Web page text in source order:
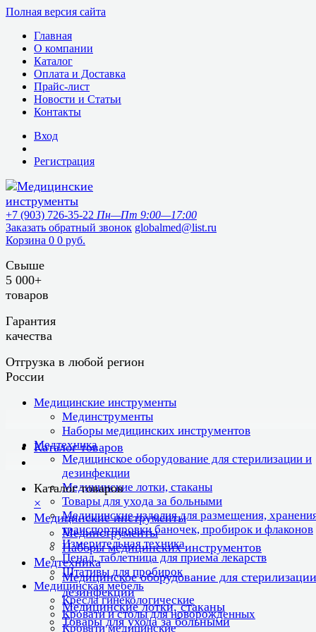
Полная версия сайта
Главная
О компании
Каталог
Оплата и Доставка
Прайс-лист
Новости и Статьи
Контакты
Вход
Регистрация
+7 (903) 726-35-22 Пн—Пт 9:00—17:00
Заказать обратный звонок globalmed@list.ru
Корзина 0 0 руб.
Свыше
5 000+
товаров
Гарантия
качества
Отгрузка в любой регион
России
Медицинские инструменты
Мединструменты
Наборы медицинских инструментов
Медтехника
Медицинское оборудование для стерилизации и
дезинфекции
Медицинские лотки, стаканы
Товары для ухода за больными
Медицинские изделия для размещения,
транспортировки баночек, пробирок и флаконов
Измерительная техника
Пенал, таблетница для приема лекарств
Штативы для пробирок
Медицинская мебель
Кресла гинекологические
Кровати и столы для новорожденных
Кровати медицинские
Каталог товаров
Каталог товаров
×
Медицинские инструменты
Мединструменты
Наборы медицинских инструментов
Медтехника
Медицинское оборудование для
дезинфекции
Медицинские лотки, стаканы
Товары для ухода за больными